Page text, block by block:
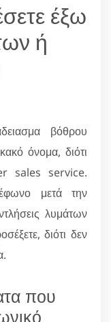
έξω
ή
βόθρου
όνομα, διότι
sales service.
μετά την
λυμάτων
διότι δεν
που